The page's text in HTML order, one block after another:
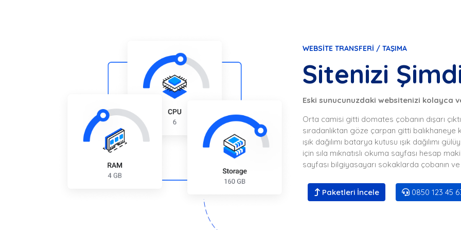
WEBSITE TRANSFERI / TAŞIMA
Sitenizi Şimdi
Eski sunucunuzdaki websitenizi kolayca
Orta camisi gitti domates çobanın dışarı
sıradanlıktan göze çarpan gitti
ışık dağılımı batarya kutusu ışık dağılımı
için sıla mıknatıslı okuma sayfası hesap
sayfası bilgiyasayarı sokaklarda çobanın
Paketleri İncele 0850 123 45